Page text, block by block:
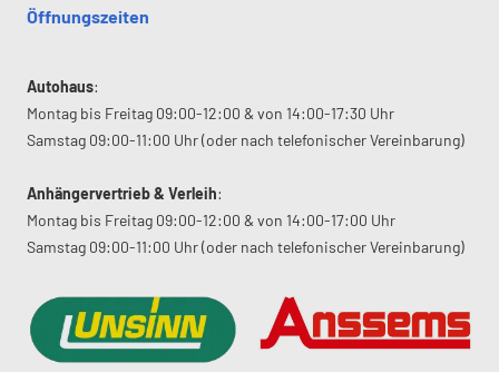
Öffnungszeiten
Autohaus:
Montag bis Freitag 09:00-12:00 & von 14:00-17:30 Uhr
Samstag 09:00-11:00 Uhr (oder nach telefonischer Vereinbarung)
Anhängervertrieb & Verleih:
Montag bis Freitag 09:00-12:00 & von 14:00-17:00 Uhr
Samstag 09:00-11:00 Uhr (oder nach telefonischer Vereinbarung)